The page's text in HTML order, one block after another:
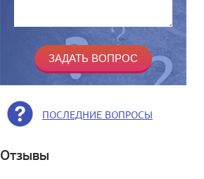
ПОСЛЕДНИЕ ВОПРОСЫ
Отзывы